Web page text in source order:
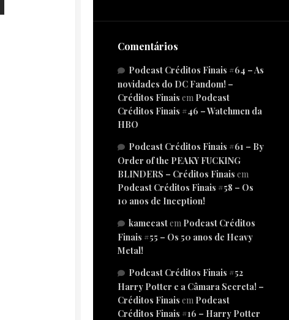
Comentários
Podcast Créditos Finais #64 – As
novidades do DC Fandom! –
Créditos Finais em Podcast
Créditos Finais #46 – Watchmen da
HBO
Podcast Créditos Finais #61 – By
Order of the PEAKY FUCKING
BLINDERS – Créditos Finais em
Podcast Créditos Finais #58 – Os
10 anos de Inception!
kamecastem Podcast Créditos
Finais #55 – Os 50 anos de Heavy
Metal!
Podcast Créditos Finais #52
Harry Potter e a Câmara Secreta! –
Créditos Finais em Podcast
Créditos Finais #16 – Harry Potter